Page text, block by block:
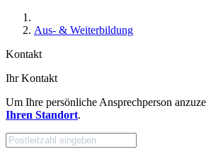
Aus- & Weiterbildung
Kontakt
Ihr Kontakt
Um Ihre persönliche Ansprechperson
Ihren Standort.